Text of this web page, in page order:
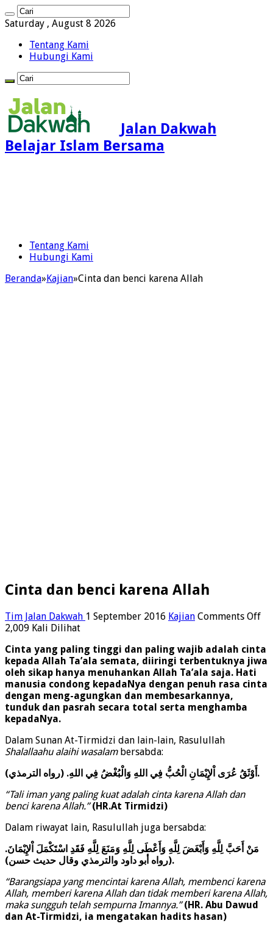
Saturday , August 8 2026
Tentang Kami
Hubungi Kami
Jalan Dakwah
Belajar Islam Bersama
Tentang Kami
Hubungi Kami
Beranda»Kajian»Cinta dan benci karena Allah
Cinta dan benci karena Allah
Tim Jalan Dakwah 1 September 2016 Kajian Comments Offon
2,009 Kali Dilihat
Cinta yang paling tinggi dan paling wajib adalah cinta
kepada Allah Ta’ala semata, diiringi terbentuknya jiwa
oleh sikap hanya menuhankan Allah Ta’ala saja. Hati
manusia condong kepadaNya dengan penuh rasa cinta
dengan meng-agungkan dan membesarkannya,
tunduk dan pasrah secara total serta menghamba
kepadaNya.
Dalam Sunan At-Tirmidzi dan lain-lain, Rasulullah
Shalallaahu alaihi wasalambersabda:
أَوْثَقُ عُرَى اْلإِيْمَانِ الْحُبُّ فِي اللهِ وَالْبُغْضُ فِي اللهِ. (رواه الترمذي).
“Tali iman yang paling kuat adalah cinta karena Allah dan
benci karena Allah.” (HR.At Tirmidzi)
Dalam riwayat lain, Rasulullah juga bersabda:
مَنْ أَحَبَّ لِلَّهِ وَأَبْغَضَ لِلَّهِ وَأَعْطَى لِلَّهِ وَمَنَعَ لِلَّهِ فَقَدِ اسْتَكْمَلَ اْلإِيْمَانَ.
(رواه أبو داود والترمذي وقال حديث حسن).
“Barangsiapa yang mencintai karena Allah, membenci karena
Allah, memberi karena Allah dan tidak memberi karena Allah,
maka sungguh telah sempurna Imannya.” (HR. Abu Dawud
dan At-Tirmidzi, ia mengatakan hadits hasan)